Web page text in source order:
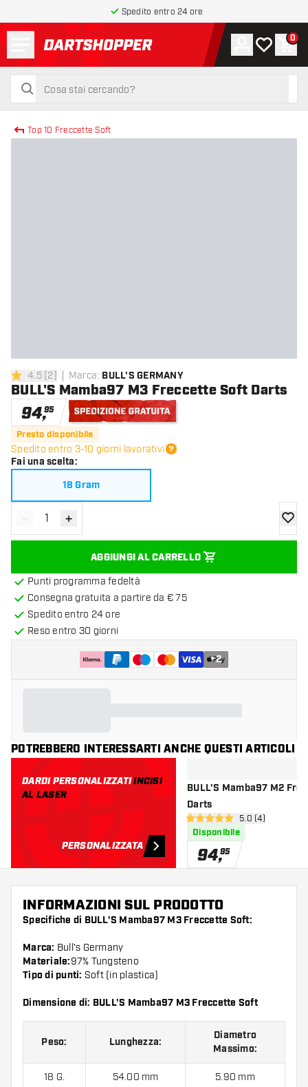
Spedito entro 24 ore
torna alla home page
cerca
cerca
Account
La mia0
Top 10 Freccette Soft
4.5 stelle di valutazione
4.5[2] Marca: BULL'S GERMANY
BULL'S Mamba97 M3 Freccette Soft Darts
94,95
Spedizione gratuita
Presto disponibile
Spedito entro 3-10 giorni lavorativi
Fai una scelta:
18 Gram
Diminuisci quantità
- Aumenta quantità
+
AGGIUNGI AL CARRELLO
Punti programma fedeltà
Consegna gratuita a partire da € 75
Spedito entro 24 ore
Reso entro 30 giorni
+2
POTREBBERO INTERESSARTI ANCHE QUESTI ARTICOLI
DARDI PERSONALIZZATIINCISI
AL LASER
PERSONALIZZATA
BULL'S Mamba97 M2
Darts
apri pannello
5 stelle di valutazione
5.0 (4)
Disponibile
94,95
INFORMAZIONI SUL PRODOTTO
Specifiche di BULL'S Mamba97 M3 Freccette Soft:
Marca: Bull's Germany
Materiale:97% Tungsteno
Tipo di punti: Soft (in plastica)
Dimensione di: BULL'S Mamba97 M3 Freccette Soft
Peso: Lunghezza:
Diametro
Massimo:
18 G. 54.00 mm 5.90 mm